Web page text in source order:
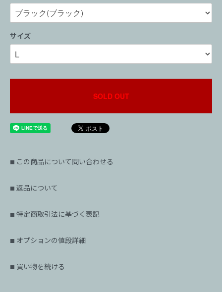
サイズ
SOLD OUT
■ この商品について問い合わせる
■ 返品について
■ 特定商取引法に基づく表記
■ オプションの値段詳細
■ 買い物を続ける